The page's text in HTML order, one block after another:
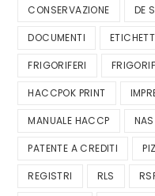
CONSERVAZIONE DE
DOCUMENTI
FRIGORIFERI
HACCPOK PRINT
MANUALE HACCP NAS
PATENTE A CREDITI
REGISTRI RLS